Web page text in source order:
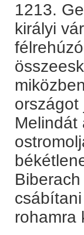
1213.
királyi
Melindát
rohamra